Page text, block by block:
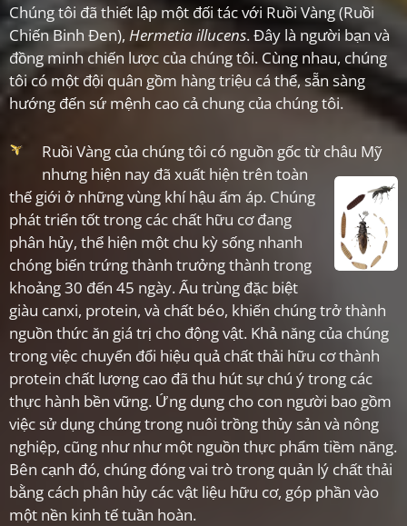
Chúng tôi đã thiết lập một đối tác với Ruồi Vàng (Ruồi
Chiến Binh Đen), Hermetia illucens. Đây là người bạn và
đồng minh chiến lược của chúng tôi. Cùng nhau, chúng
tôi có một đội quân gồm hàng triệu cá thể, sẵn sàng
hướng đến sứ mệnh cao cả chung của chúng tôi.
Ruồi Vàng của chúng tôi có nguồn gốc từ châu Mỹ
nhưng hiện nay đã xuất hiện trên toàn
thế giới ở những vùng khí hậu ấm áp. Chúng
phát triển tốt trong các chất hữu cơ đang
phân hủy, thể hiện một chu kỳ sống nhanh
chóng biến trứng thành trưởng thành trong
khoảng 30 đến 45 ngày. Ấu trùng đặc biệt
giàu canxi, protein, và chất béo, khiến chúng trở thành
nguồn thức ăn giá trị cho động vật. Khả năng của chúng
trong việc chuyển đổi hiệu quả chất thải hữu cơ thành
protein chất lượng cao đã thu hút sự chú ý trong các
thực hành bền vững. Ứng dụng cho con người bao gồm
việc sử dụng chúng trong nuôi trồng thủy sản và nông
nghiệp, cũng như như một nguồn thực phẩm tiềm năng.
Bên cạnh đó, chúng đóng vai trò trong quản lý chất thải
bằng cách phân hủy các vật liệu hữu cơ, góp phần vào
một nền kinh tế tuần hoàn.